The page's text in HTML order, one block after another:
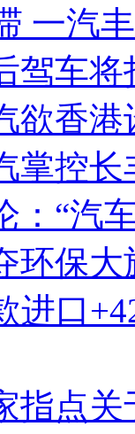
一汽
驾车将
欲香港
掌控
：“汽
环保大
进口
指点关